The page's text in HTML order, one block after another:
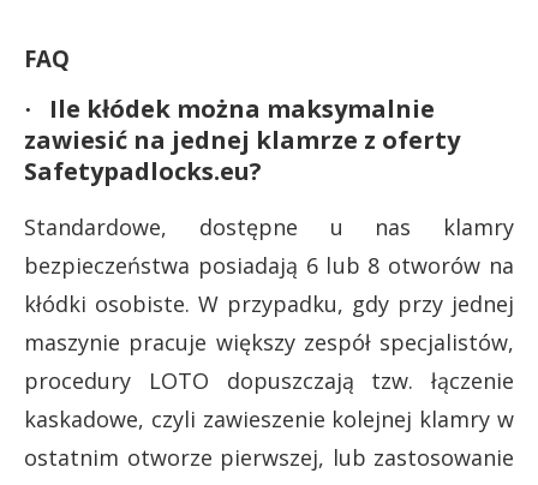
FAQ
·
Ile kłódek można maksymalnie
zawiesić na jednej klamrze z oferty
Safetypadlocks.eu?
Standardowe, dostępne u nas klamry
bezpieczeństwa posiadają 6 lub 8 otworów na
kłódki osobiste. W przypadku, gdy przy jednej
maszynie pracuje większy zespół specjalistów,
procedury LOTO dopuszczają tzw. łączenie
kaskadowe, czyli zawieszenie kolejnej klamry w
ostatnim otworze pierwszej, lub zastosowanie